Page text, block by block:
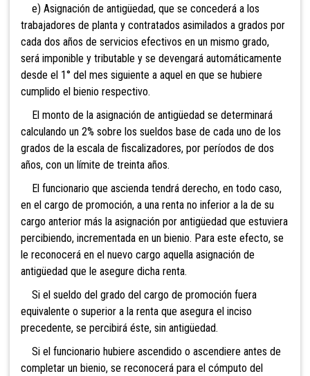
e) Asignación de antigüedad, que se concederá a los
trabajadores de planta y contratados asimilados a grados por
cada dos años de servicios efectivos en un mismo grado,
será imponible y tributable y se devengará automáticamente
desde el 1° del mes siguiente a aquel en que se hubiere
cumplido el bienio respectivo.
El monto de la asignación de antigüedad se determinará
calculando un 2% sobre los sueldos base de cada uno de los
grados de la escala de fiscalizadores, por períodos de dos
años, con un límite de treinta años.
El funcionario que ascienda tendrá derecho, en todo caso,
en el cargo de promoción, a una renta no inferior a la de su
cargo anterior más la asignación por antigüedad que estuviera
percibiendo, incrementada en un bienio. Para este efecto, se
le reconocerá en el nuevo cargo aquella asignación de
antigüedad que le asegure dicha renta.
Si el sueldo del grado del cargo de promoción fuera
equivalente o superior a la renta que asegura el inciso
precedente, se percibirá éste, sin antigüedad.
Si el funcionario hubiere ascendido o ascendiere antes de
completar un bienio, se reconocerá para el cómputo del